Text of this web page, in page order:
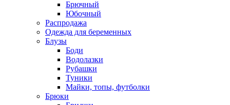
Брючный
Юбочный
Распродажа
Одежда для беременных
Блузы
Боди
Водолазки
Рубашки
Туники
Майки, топы, футболки
Брюки